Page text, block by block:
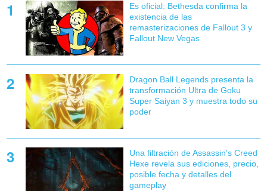
Es oficial: Bethesda confirma la
existencia de las
remasterizaciones de Fallout 3 y
Fallout New Vegas
Dragon Ball Legends presenta la
transformación Ultra de Goku
Super Saiyan 3 y muestra todo su
poder
Una filtración de Assassin's Creed
Hexe revela sus ediciones, precio,
posible fecha y detalles del
gameplay